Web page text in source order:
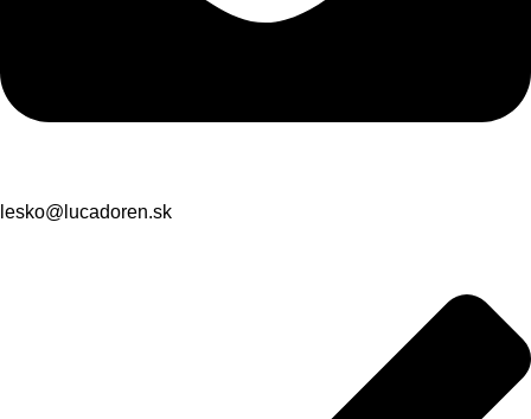
lesko@lucadoren.sk